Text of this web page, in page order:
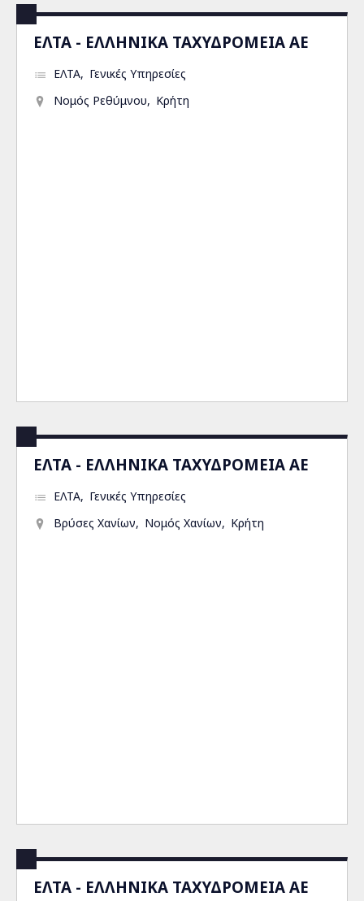
ΕΛΤΑ - ΕΛΛΗΝΙΚΑ ΤΑΧΥΔΡΟΜΕΙΑ ΑΕ
ΕΛΤΑ
Γενικές Υπηρεσίες
Νομός Ρεθύμνου
Κρήτη
ΕΛΤΑ - ΕΛΛΗΝΙΚΑ ΤΑΧΥΔΡΟΜΕΙΑ ΑΕ
ΕΛΤΑ
Γενικές Υπηρεσίες
Βρύσες Χανίων
Νομός Χανίων Κρήτη
ΕΛΤΑ - ΕΛΛΗΝΙΚΑ ΤΑΧΥΔΡΟΜΕΙΑ ΑΕ